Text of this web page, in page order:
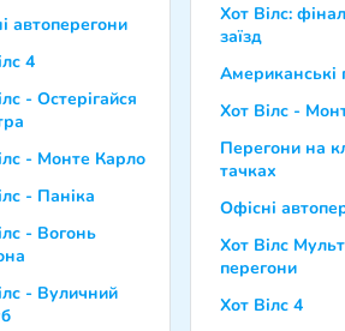
автоперегони
4
- Остерігайся
- Монте Карло
- Паніка
- Вогонь
- Вуличний
Хот Вілс:
заїзд
Американські
Хот Вілс -
Перегони на
тачках
Офісні
Хот Вілс
перегони
Хот Вілс 4